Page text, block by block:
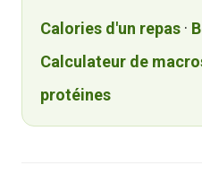
Calories d'un repas ·
Calculateur de
protéines